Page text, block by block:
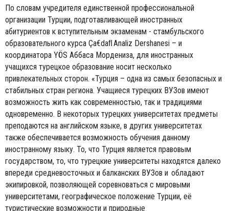
По словам учредителя единственной профессиональной
организации Турции, подготавливающей иностранных
абитуриентов к вступительным экзаменам - стамбульского
образовательного курса Ça€daﬂ Analiz Dershanesi – и
координатора YÖS Аббаса Мордениза, для иностранных
учащихся турецкое образование носит несколько
привлекательных сторон. «Турция – одна из самых безопасных и
стабильных стран региона. Учащиеся турецких ВУЗов имеют
возможность жить как современностью, так и традициями
одновременно. В некоторых турецких университетах предметы
преподаются на английском языке, в других университетах
также обеспечивается возможность обучения данному
иностранному языку. То, что Турция является правовым
государством, то, что турецкие университеты находятся далеко
впереди средневосточных и балканских ВУЗов и обладают
экипировкой, позволяющей соревноваться с мировыми
университетами, географическое положение Турции, её
туристические возможности и природные